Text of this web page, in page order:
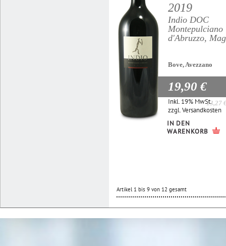
2019
Indio DOC
Montepulciano
d'Abruzzo,
Bove, Avezzano
19,90 €
13,27
Inkl. 19% MwSt.
zzgl.Versandkosten
IN DEN
WARENKORB
Artikel 1 bis 9 von 12 gesamt